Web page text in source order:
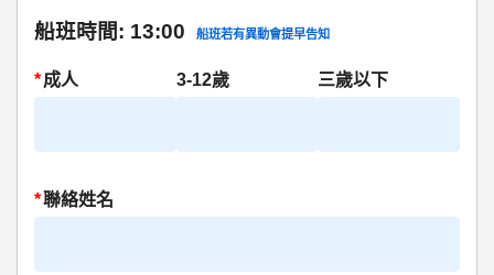
船班時間: 13:00 船班若有異動會提早告知
*成人 3-12歲 三歲以下
*聯絡姓名